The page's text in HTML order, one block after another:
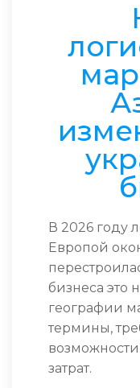
В 2026 году
Европой
бизнеса это
географии
термины,
затрат.